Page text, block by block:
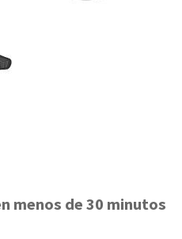
menos de 30 minutos